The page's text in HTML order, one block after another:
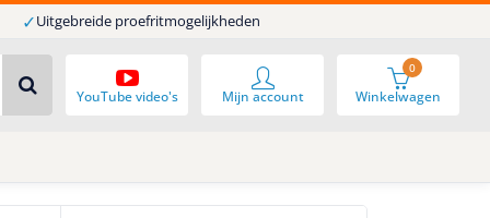
✓Uitgebreide proefritmogelijkheden
YouTube video's Winkelwagen
0
Mijn account